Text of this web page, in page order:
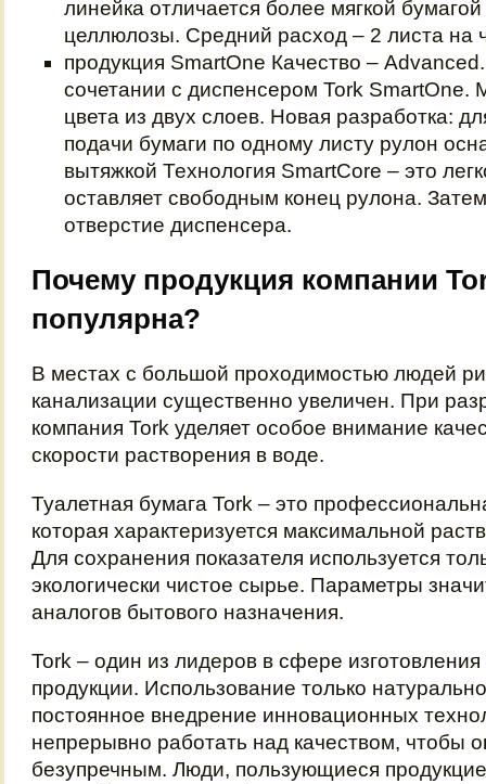
линейка отличается более мягкой
целлюлозы. Средний расход – 2 листа на
продукция SmartOne Качество –
сочетании с диспенсером Tork SmartOne.
цвета из двух слоев. Новая разработка:
подачи бумаги по одному листу рулон
вытяжкой Технология SmartCore – это
оставляет свободным конец рулона.
отверстие диспенсера.
Почему продукция компании
популярна?
В местах с большой проходимостью людей
канализации существенно увеличен. При
компания Tork уделяет особое внимание
скорости растворения в воде.
Туалетная бумага Tork – это
которая характеризуется максимальной
Для сохранения показателя используется
экологически чистое сырье. Параметры
аналогов бытового назначения.
Tork – один из лидеров в сфере изготовления
продукции. Использование только
постоянное внедрение инновационных
непрерывно работать над качеством, чтобы
безупречным. Люди, пользующиеся